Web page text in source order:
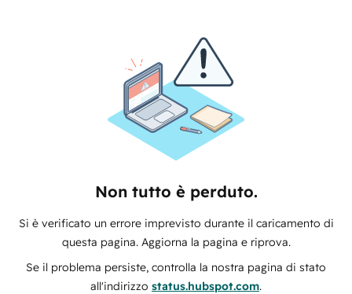
Non tutto è perduto.
Si è verificato un errore imprevisto durante il caricamento di
questa pagina. Aggiorna la pagina e riprova.
Se il problema persiste, controlla la nostra pagina di stato
all'indirizzo status.hubspot.com.